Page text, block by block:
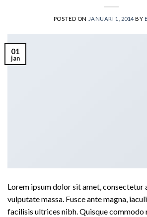
POSTED ON JANUARI 1, 2014 BY
01
jan
Lorem ipsum dolor sit amet, consectetur
vulputate massa. Fusce ante magna,
facilisis ultrices nibh. Quisque